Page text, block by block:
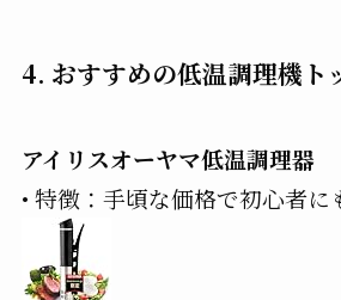
4. おすすめの低温調理機ト
アイリスオーヤマ低温調理器
• 特徴：手頃な価格で初心者に